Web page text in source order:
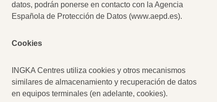
datos, podrán ponerse en contacto con la Agencia
Española de Protección de Datos (www.aepd.es).
Cookies
INGKA Centres utiliza cookies y otros mecanismos
similares de almacenamiento y recuperación de datos
en equipos terminales (en adelante, cookies).